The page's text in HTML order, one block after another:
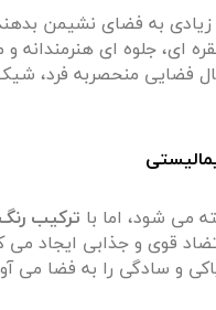
به فضای نشیمن
ای، جلوه ای هنرمندانه و
منحصربه فرد،
می شود، اما با ترکیب
قوی و جذابی ایجاد می
و سادگی را به فضا می